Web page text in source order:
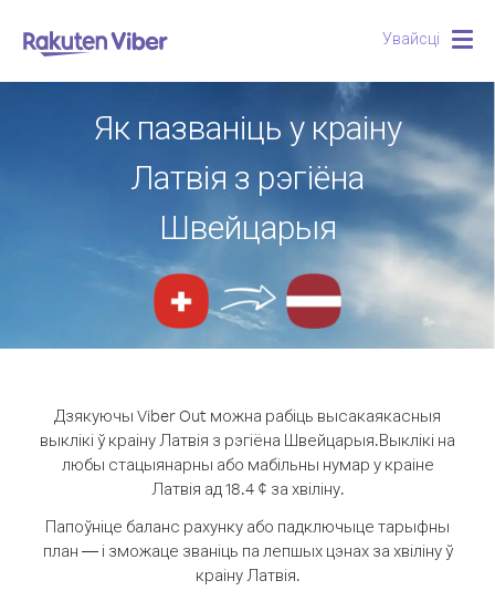
Увайсці
Як пазваніць у краіну
Латвія з рэгіёна
Швейцарыя
Дзякуючы Viber Out можна рабіць высакаякасныя
выклікі ў краіну Латвія з рэгіёна Швейцарыя.Выклікі на
любы стацыянарны або мабільны нумар у краіне
Латвія ад 18.4 ¢ за хвіліну.
Папоўніце баланс рахунку або падключыце тарыфны
план — і зможаце званіць па лепшых цэнах за хвіліну ў
краіну Латвія.